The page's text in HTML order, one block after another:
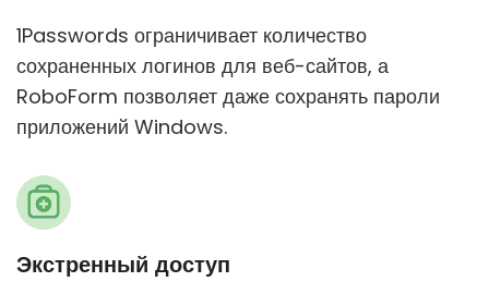
1Passwords ограничивает количество
сохраненных логинов для веб-сайтов, а
RoboForm позволяет даже сохранять пароли
приложений Windows.
Экстренный доступ